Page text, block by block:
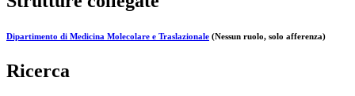
Dipartimento di Medicina Molecolare e Traslazionale (Nessun ruolo, solo afferenza)
Ricerca